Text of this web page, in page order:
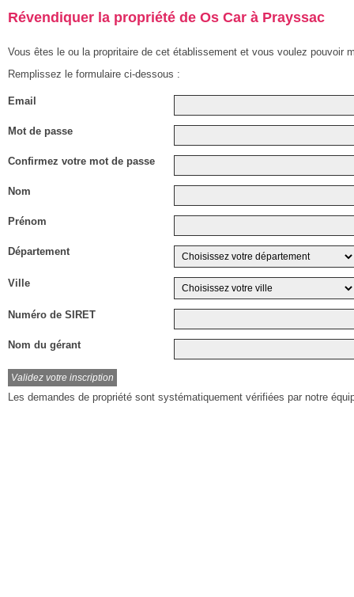
Révendiquer la propriété de Os Car à Prayssac
Vous êtes le ou la propritaire de cet établissement et vous voulez pouvoir
Remplissez le formulaire ci-dessous :
Email
Mot de passe
Confirmez votre mot de passe
Nom
Prénom
Département
Ville
Numéro de SIRET
Nom du gérant
Les demandes de propriété sont systématiquement vérifiées par notre